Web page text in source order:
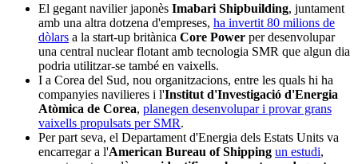
El gegant navilier japonès Imabari Shipbuilding, juntament
amb una altra dotzena d'empreses, ha invertit 80 milions de
dòlars a la start-up britànica Core Power per desenvolupar
una central nuclear flotant amb tecnologia SMR que algun dia
podria utilitzar-se també en vaixells.
I a Corea del Sud, nou organitzacions, entre les quals hi ha
companyies navilieres i l'Institut d'Investigació d'Energia
Atòmica de Corea, planegen desenvolupar i provar grans
vaixells propulsats per SMR.
Per part seva, el Departament d'Energia dels Estats Units va
encarregar a l'American Bureau of Shipping un estudi,